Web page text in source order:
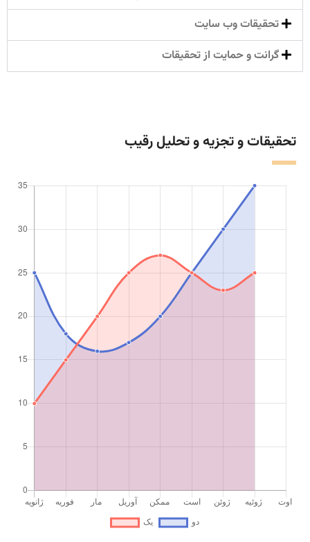
تحقیقات وب سایت
گرانت و حمایت از تحقیقات
تحقیقات و تجزیه و تحلیل رقیب